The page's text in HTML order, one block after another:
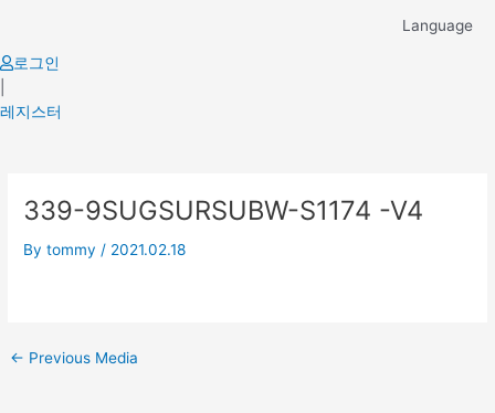
content
Language
로그인
레지스터
339-9SUGSURSUBW-S1174 -V4
Bytommy / 2021.02.18
navigation
← Previous Media